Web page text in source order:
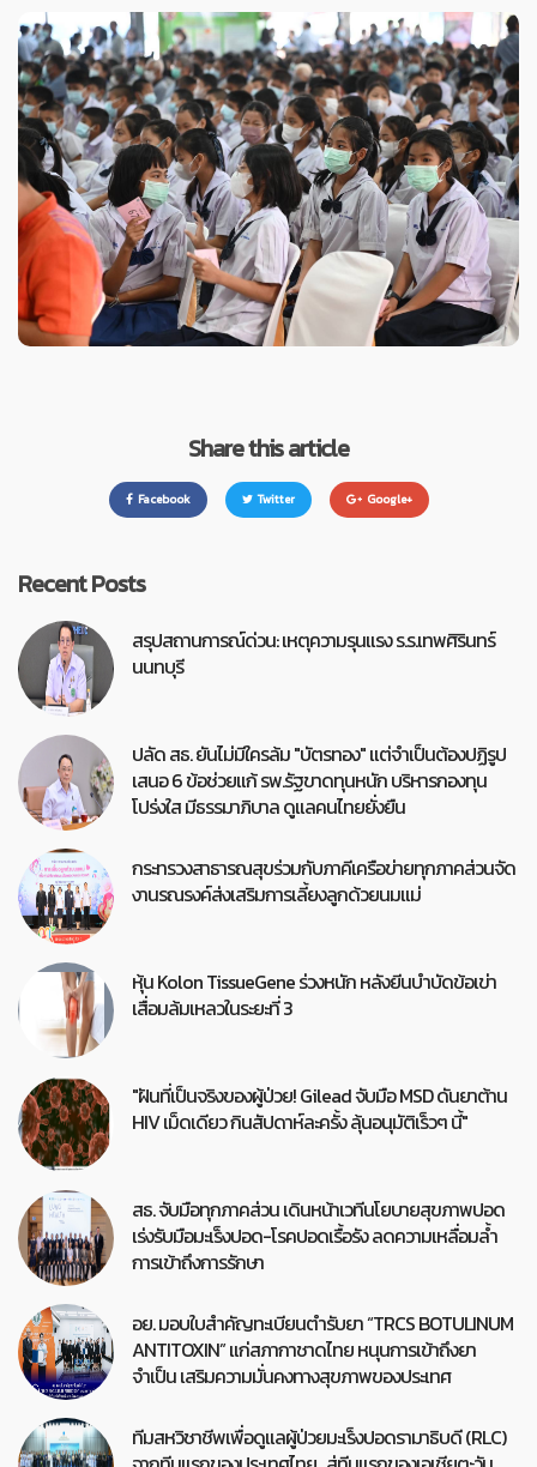
Share this article
Facebook Twitter Google+
Recent Posts
สรุปสถานการณ์ด่วน: เหตุความรุนแรง ร.ร.เทพศิรินทร์
นนทบุรี
ปลัด สธ. ยันไม่มีใครล้ม "บัตรทอง" แต่จำเป็นต้องปฏิรูป
เสนอ 6 ข้อช่วยแก้ รพ.รัฐขาดทุนหนัก บริหารกองทุน
โปร่งใส มีธรรมาภิบาล ดูแลคนไทยยั่งยืน
กระทรวงสาธารณสุขร่วมกับภาคีเครือข่ายทุกภาคส่วนจัด
งานรณรงค์ส่งเสริมการเลี้ยงลูกด้วยนมแม่
หุ้น Kolon TissueGene ร่วงหนัก หลังยีนบำบัดข้อเข่า
เสื่อมล้มเหลวในระยะที่ 3
"ฝันที่เป็นจริงของผู้ป่วย! Gilead จับมือ MSD ดันยาต้าน
HIV เม็ดเดียว กินสัปดาห์ละครั้ง ลุ้นอนุมัติเร็วๆ นี้"
สธ. จับมือทุกภาคส่วน เดินหน้าเวทีนโยบายสุขภาพปอด
เร่งรับมือมะเร็งปอด-โรคปอดเรื้อรัง ลดความเหลื่อมล้ำ
การเข้าถึงการรักษา
อย. มอบใบสำคัญทะเบียนตำรับยา “TRCS BOTULINUM
ANTITOXIN” แก่สภากาชาดไทย หนุนการเข้าถึงยา
จำเป็น เสริมความมั่นคงทางสุขภาพของประเทศ
ทีมสหวิชาชีพเพื่อดูแลผู้ป่วยมะเร็งปอดรามาธิบดี (RLC)